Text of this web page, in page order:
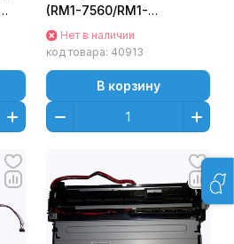
(RM1-7560/RM1-
7561/RM1-7489)
Нет в наличии
код товара: 40913
В корзину